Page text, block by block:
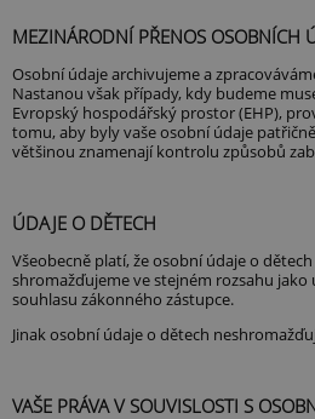
MEZINÁRODNÍ PŘENOS OSOBNÍCH
Osobní údaje archivujeme a
Nastanou však případy, kdy budeme
Evropský hospodářský prostor (EHP),
tomu, aby byly vaše osobní údaje
většinou znamenají kontrolu způsobů
ÚDAJE O DĚTECH
Všeobecně platí, že osobní údaje o
shromažďujeme ve stejném rozsahu jako
souhlasu zákonného zástupce.
Jinak osobní údaje o dětech
VAŠE PRÁVA V SOUVISLOSTI S